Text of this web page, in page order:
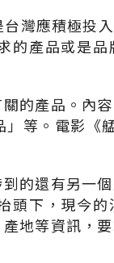
灣應積極投
的產品或是
的產品。內
等。電影《
的還有另一
頭下，現今
地等資訊，